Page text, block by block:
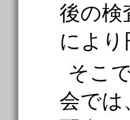
後の検
によ
そこ
会では